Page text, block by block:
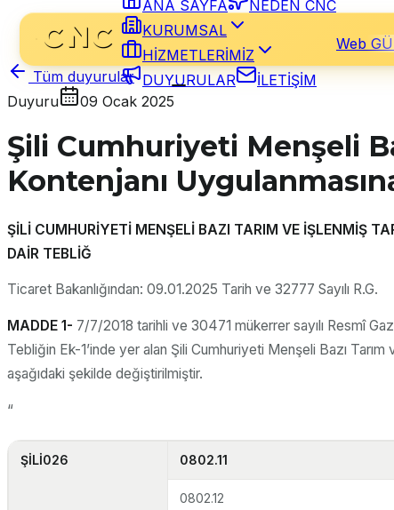
ANA SAYFA
NEDEN CNC
KURUMSAL
HİZMETLERİMİZ
DUYURULAR
İLETİŞİM
Web
Tüm duyurular
Duyuru
09 Ocak 2025
Şili Cumhuriyeti Menşeli
Kontenjanı
ŞİLİ CUMHURİYETİ MENŞELİ BAZI TARIM VE İŞLENMİŞ
DAİR TEBLİĞ
Ticaret Bakanlığından: 09.01.2025 Tarih ve 32777 Sayılı R.G.
MADDE 1- 7/7/2018 tarihli ve 30471 mükerrer sayılı Resmî
Tebliğin Ek-1’inde yer alan Şili Cumhuriyeti Menşeli Bazı
aşağıdaki şekilde değiştirilmiştir.
“
ŞİLİ026 0802.11
0802.12